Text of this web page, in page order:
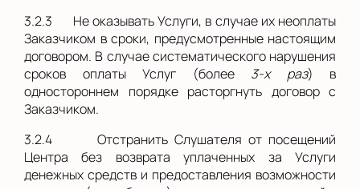
3.2.3
Не оказывать Услуги, в случае их неоплаты
Заказчиком в сроки, предусмотренные настоящим
договором. В случае систематического нарушения
сроков оплаты Услуг (более 3-х раз) в
одностороннем порядке расторгнуть договор с
Заказчиком.
3.2.4
Отстранить Слушателя от посещений
Центра без возврата уплаченных за Услуги
денежных средств и предоставления возможности